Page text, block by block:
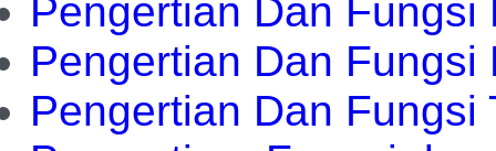
Pengertian Dan Fungsi
Pengertian Dan Fungsi
Pengertian Dan Fungsi